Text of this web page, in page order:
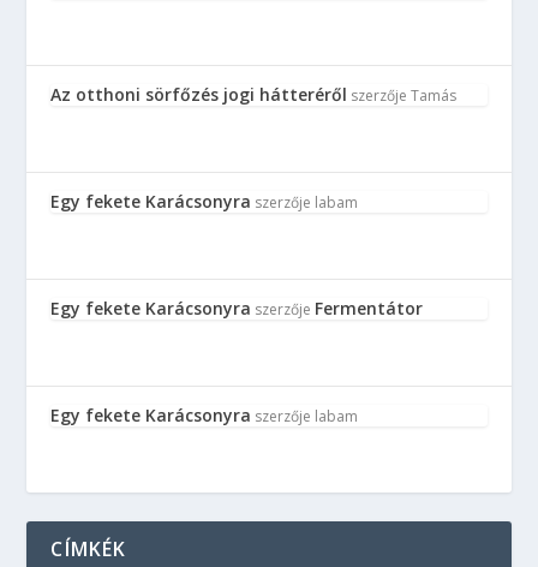
Az otthoni sörfőzés jogi hátteréről szerzőjeTamás
Egy fekete Karácsonyra szerzője labam
Egy fekete Karácsonyra szerzője Fermentátor
Egy fekete Karácsonyra szerzője labam
CÍMKÉK